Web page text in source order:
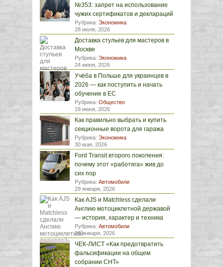
№353: запрет на использование
чужих сертификатов и деклараций
Рубрика: Экономика
28 июля, 2026
Доставка стульев для мастеров в
Москве
Рубрика: Экономика
24 июня, 2026
Учёба в Польше для украинцев в
2026 — как поступить и начать
обучение в ЕС
Рубрика: Общество
19 июня, 2026
Как правильно выбрать и купить
секционные ворота для гаража
Рубрика: Экономика
30 мая, 2026
Ford Transit второго поколения:
почему этот «работяга» жив до
сих пор
Рубрика: Автомобили
29 января, 2026
Как AJS и Matchless сделали
Англию мотоциклетной державой
— история, характер и техника
Рубрика: Автомобили
29 января, 2026
ЧЕК-ЛИСТ «Как предотвратить
фальсификации на общем
собрании СНТ»